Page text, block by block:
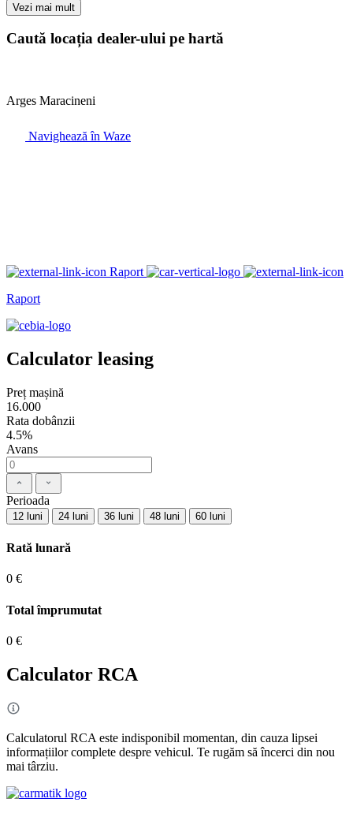
Vezi mai mult
Caută locația dealer-ului pe hartă
Arges Maracineni
Navighează în Waze
Raport
Raport
Calculator leasing
Preț mașină
16.000
Rata dobânzii
4.5%
Avans
Perioada
12 luni 24 luni 36 luni 48 luni 60 luni
Rată lunară
0 €
Total împrumutat
0 €
Calculator RCA
Calculatorul RCA este indisponibil momentan, din cauza lipsei
informațiilor complete despre vehicul. Te rugăm să încerci din nou
mai târziu.